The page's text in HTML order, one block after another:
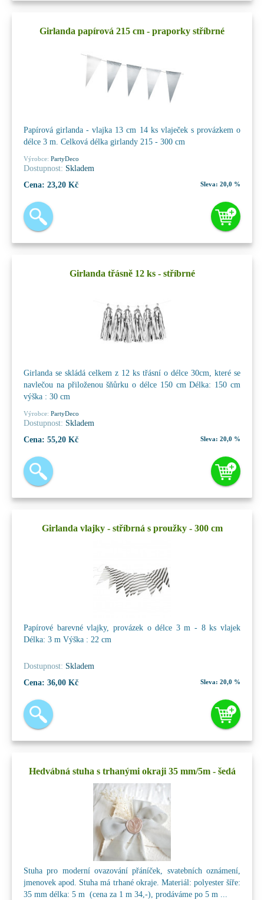
Girlanda papírová 215 cm - praporky stříbrné
Papírová girlanda - vlajka 13 cm 14 ks vlaječek s provázkem o
délce 3 m. Celková délka girlandy 215 - 300 cm
Výrobce: PartyDeco
Dostupnost: Skladem
Cena: 23,20 Kč Sleva: 20,0 %
Girlanda třásně 12 ks - stříbrné
Girlanda se skládá celkem z 12 ks třásní o délce 30cm, které se
navlečou na přiloženou šňůrku o délce 150 cm Délka: 150 cm
výška : 30 cm
Výrobce: PartyDeco
Dostupnost: Skladem
Cena: 55,20 Kč Sleva: 20,0 %
Girlanda vlajky - stříbrná s proužky - 300 cm
Papírové barevné vlajky, provázek o délce 3 m - 8 ks vlajek
Délka: 3 m Výška : 22 cm
Dostupnost: Skladem
Cena: 36,00 Kč Sleva: 20,0 %
Hedvábná stuha s trhanými okraji 35 mm/5m - šedá
Stuha pro moderní ovazování přáníček, svatebních oznámení,
jmenovek apod. Stuha má trhané okraje. Materiál: polyester šíře:
35 mm délka: 5 m (cena za 1 m 34,-), prodáváme po 5 m ...